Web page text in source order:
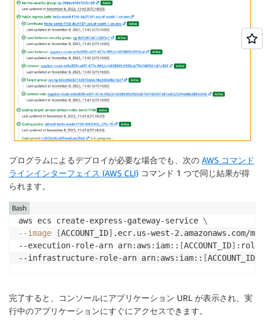
プログラムによるデプロイが必要な場合でも、次の AWS コマンド
ラインインターフェイス (AWS CLI) コマンド 1 つで同じ結果が得
られます。
aws ecs create-express-gateway-service \
--image
[ACCOUNT_ID] .ecr.us-west-2.amazonaws.com/
--execution-role-arn arn:aws:iam:: [ACCOUNT_ID] :role/
--infrastructure-role-arn arn:aws:iam:: [ACCOUNT_ID
Bash
完了すると、コンソールにアプリケーション URL が表示され、実
行中のアプリケーションにすぐにアクセスできます。